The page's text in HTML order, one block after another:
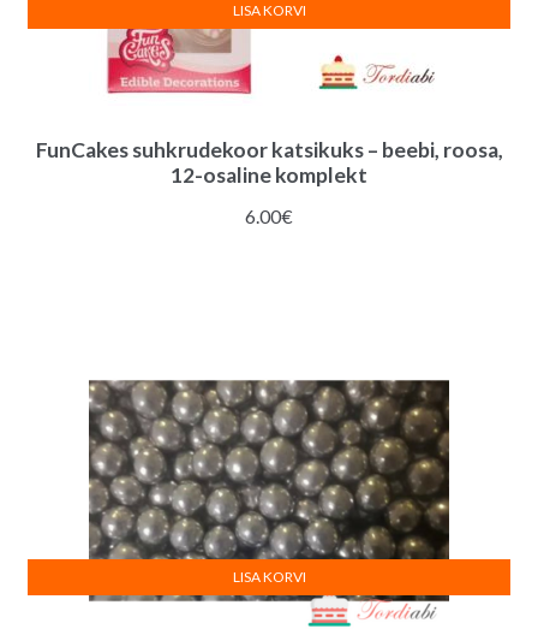
FunCakes suhkrudekoor katsikuks – beebi, roosa,
12-osaline komplekt
6.00€
LISA KORVI
LISA KORVI